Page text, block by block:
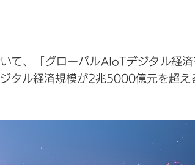
て、「グローバルAIoTデジタル経
タル経済規模が2兆5000億元を超え